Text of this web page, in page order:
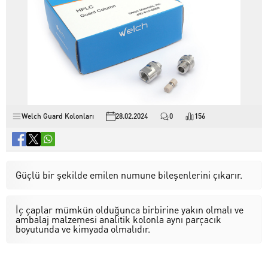
Welch Guard Kolonları 28.02.2024 0 156
Güçlü bir şekilde emilen numune bileşenlerini çıkarır.
İç çaplar mümkün olduğunca birbirine yakın olmalı ve
ambalaj malzemesi analitik kolonla aynı parçacık
boyutunda ve kimyada olmalıdır.